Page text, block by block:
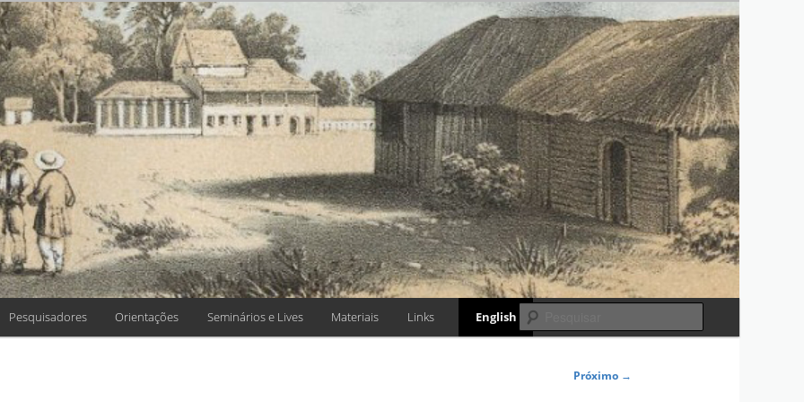
HISTÓRIA, TEORIA
CIÊNCIAS
Pesquisadores Orientações Seminários e Lives Materiais Links English
Próximo →